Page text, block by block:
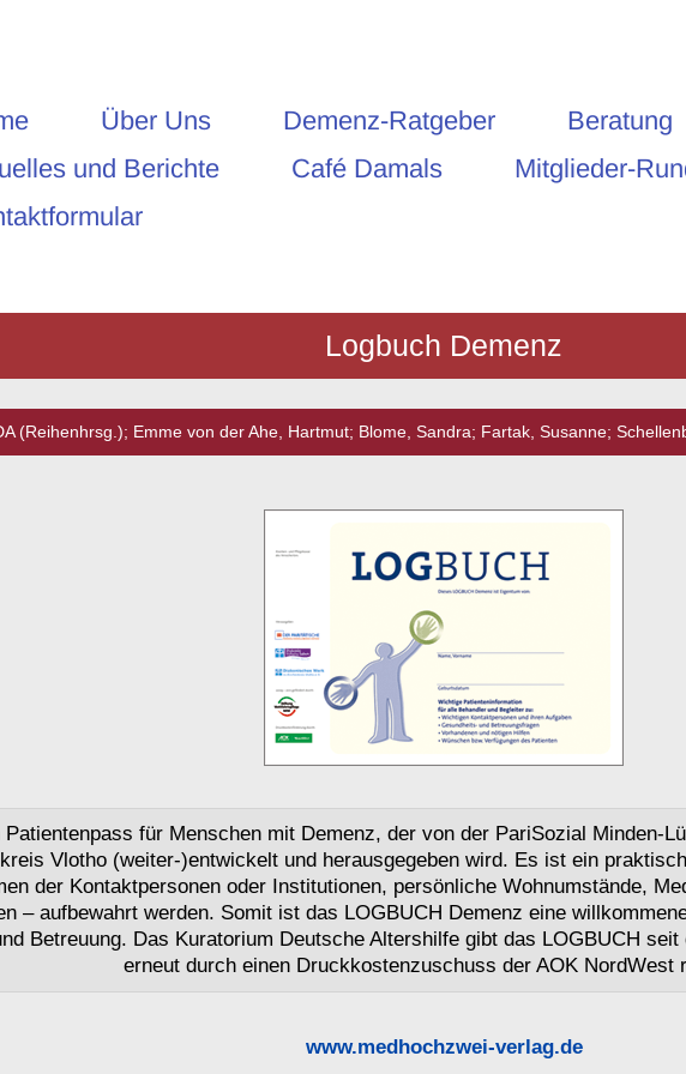
Über Uns Demenz-Ratgeber Beratung
und Berichte
Café Damals Mitglieder-
Logbuch Demenz
(Reihenhrsg.); Emme von der Ahe, Hartmut; Blome, Sandra; Fartak, Susanne;
für Menschen mit Demenz, der von der PariSozial Minden-
Vlotho (weiter-)entwickelt und herausgegeben wird. Es ist ein
der Kontaktpersonen oder Institutionen, persönliche Wohnumstände,
– aufbewahrt werden. Somit ist das LOGBUCH Demenz eine
Betreuung. Das Kuratorium Deutsche Altershilfe gibt das LOGBUCH
erneut durch einen Druckkostenzuschuss der AOK NordWest
www.medhochzwei-verlag.de